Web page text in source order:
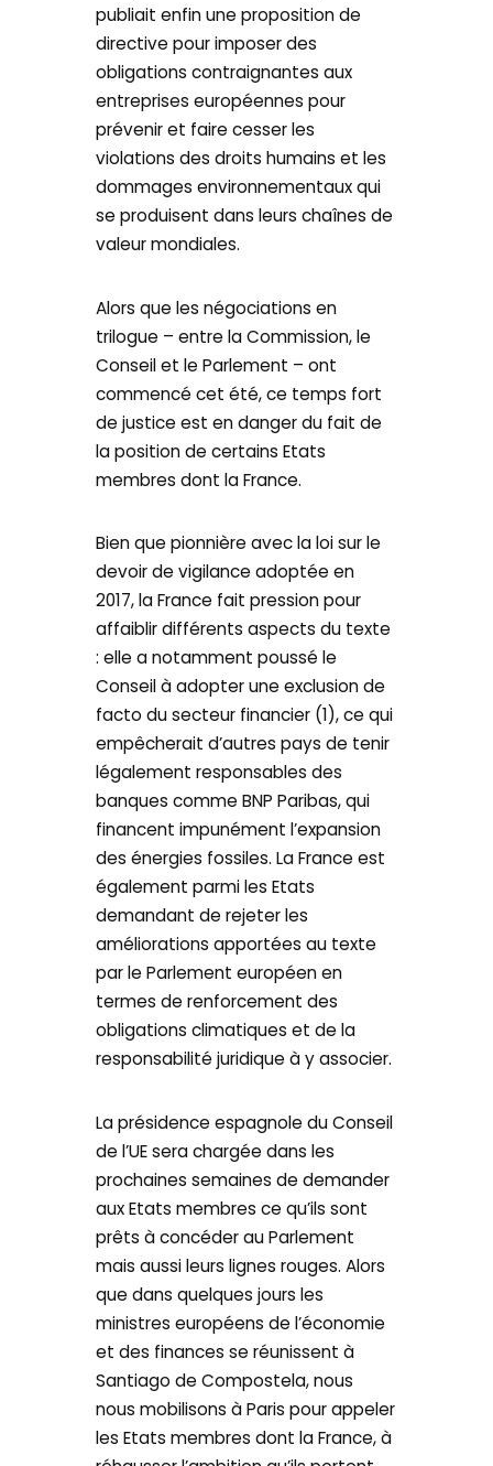
publiait enfin une proposition de
directive pour imposer des
obligations contraignantes aux
entreprises européennes pour
prévenir et faire cesser les
violations des droits humains et les
dommages environnementaux qui
se produisent dans leurs chaînes de
valeur mondiales.
Alors que les négociations en
trilogue – entre la Commission, le
Conseil et le Parlement – ont
commencé cet été, ce temps fort
de justice est en danger du fait de
la position de certains Etats
membres dont la France.
Bien que pionnière avec la loi sur le
devoir de vigilance adoptée en
2017, la France fait pression pour
affaiblir différents aspects du texte
: elle a notamment poussé le
Conseil à adopter une exclusion de
facto du secteur financier (1), ce qui
empêcherait d’autres pays de tenir
légalement responsables des
banques comme BNP Paribas, qui
financent impunément l’expansion
des énergies fossiles. La France est
également parmi les Etats
demandant de rejeter les
améliorations apportées au texte
par le Parlement européen en
termes de renforcement des
obligations climatiques et de la
responsabilité juridique à y associer.
La présidence espagnole du Conseil
de l’UE sera chargée dans les
prochaines semaines de demander
aux Etats membres ce qu’ils sont
prêts à concéder au Parlement
mais aussi leurs lignes rouges. Alors
que dans quelques jours les
ministres européens de l’économie
et des finances se réunissent à
Santiago de Compostela, nous
nous mobilisons à Paris pour appeler
les Etats membres dont la France, à